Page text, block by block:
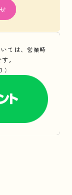
ては、営業時
。